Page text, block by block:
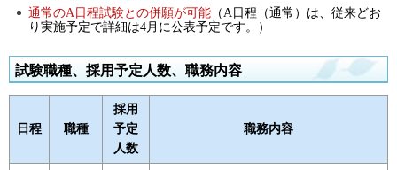
通常のA日程試験との併願が可能 （A日程（通常）は、従来どお
り実施予定で詳細は4月に公表予定です。）
試験職種、採用予定人数、職務内容
日程 職種
採用
予定
人数
職務内容